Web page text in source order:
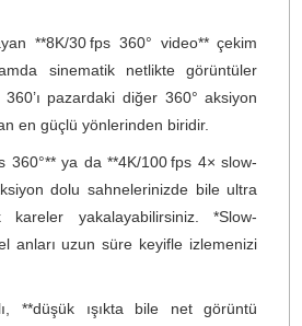
Sepete Ekle
1017475 puan kazanabilirsiniz.